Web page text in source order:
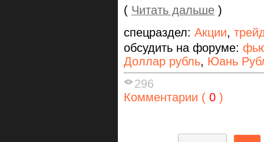
( Читать дальше )
спецраздел: Акции,
обсудить на форуме:
Доллар рубль, Юань
296
Комментарии ( 0 )